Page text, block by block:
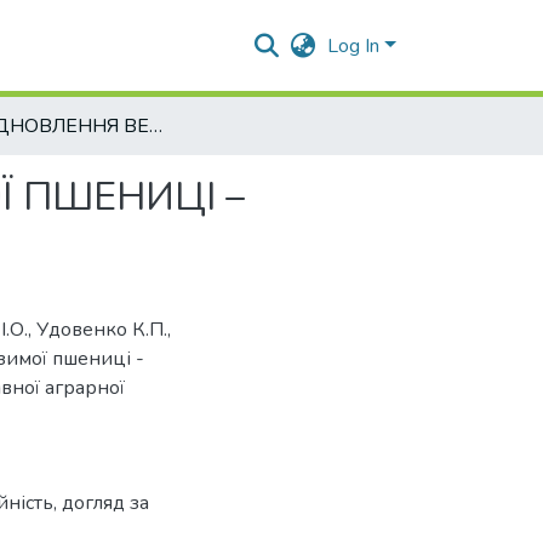
Log In
ЧАС ВІДНОВЛЕННЯ ВЕСНЯНОЇ ВЕГЕТАЦІЇ ОЗИМОЇ ПШЕНИЦІ – ДОГЛЯД ТА ПРОДУКТИВНІСТЬ
ПШЕНИЦІ –
Удовенко К.П.,
пшениці -
аграрної
догляд за